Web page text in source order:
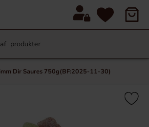
Dir Saures 750g(BF:2025-11-30)